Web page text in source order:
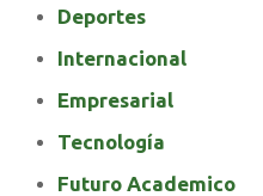
Deportes
Internacional
Empresarial
Tecnología
Futuro Academico